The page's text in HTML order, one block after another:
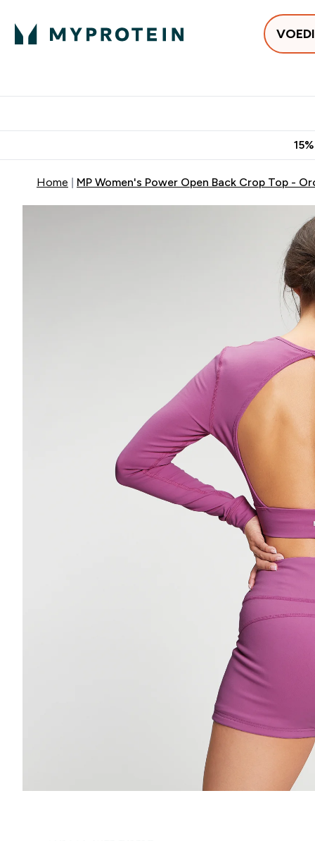
Home MP Women's Power Open Back Crop Top -